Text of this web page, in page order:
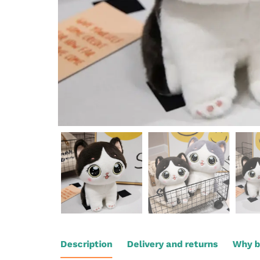
Description Delivery and returns Why